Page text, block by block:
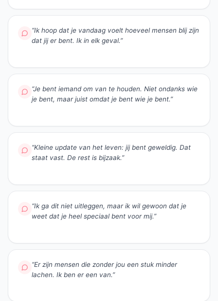
“Ik hoop dat je vandaag voelt hoeveel mensen blij zijn
dat jij er bent. Ik in elk geval.”
“Je bent iemand om van te houden. Niet ondanks wie
je bent, maar juist omdat je bent wie je bent.”
“Kleine update van het leven: jij bent geweldig. Dat
staat vast. De rest is bijzaak.”
“Ik ga dit niet uitleggen, maar ik wil gewoon dat je
weet dat je heel speciaal bent voor mij.”
“Er zijn mensen die zonder jou een stuk minder
lachen. Ik ben er een van.”